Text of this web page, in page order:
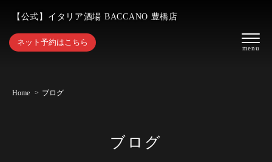
【公式】イタリア酒場 BACCANO 豊橋店
ネット予約はこちら
Home ブログ
ブログ